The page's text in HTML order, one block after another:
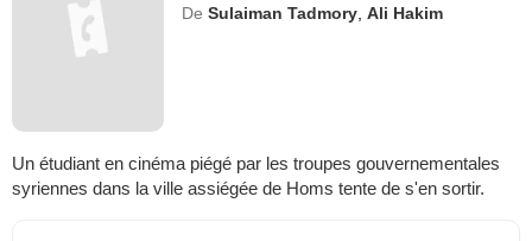
De Sulaiman Tadmory ,Ali Hakim
Un étudiant en cinéma piégé par les troupes gouvernementales
syriennes dans la ville assiégée de Homs tente de s'en sortir.